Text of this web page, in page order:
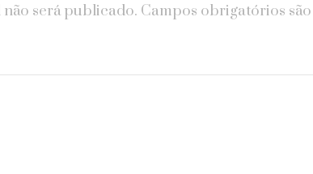
será publicado. Campos obrigatórios